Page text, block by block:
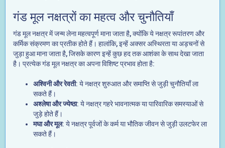
गंड मूल नक्षत्रों का महत्व और चुनौतियाँ
गंड मूल नक्षत्र में जन्म लेना महत्वपूर्ण माना जाता है, क्योंकि ये नक्षत्र रूपांतरण और
कर्मिक संक्रमण का प्रतीक होते हैं। हालांकि, इन्हें अक्सर अस्थिरता या अड़चनों से
जुड़ा हुआ माना जाता है, जिसके कारण इन्हें कुछ हद तक आशंका के साथ देखा जाता
है। प्रत्येक गंड मूल नक्षत्र का अपना विशिष्ट प्रभाव होता है:
अश्विनी और रेवती: ये नक्षत्र शुरुआत और समाप्ति से जुड़ी चुनौतियाँ ला
सकते हैं।
अश्लेषा और ज्येष्ठा: ये नक्षत्र गहरे भावनात्मक या पारिवारिक समस्याओं से
जुड़े होते हैं।
मघा और मूल: ये नक्षत्र पूर्वजों के कर्म या भौतिक जीवन से जुड़ी उलटफेर ला
सकते हैं।